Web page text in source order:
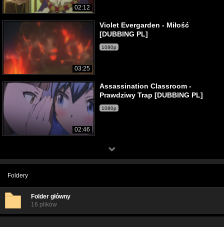
02:12
03:25
Violet Evergarden - Miłość
[DUBBING PL]
1080p
02:46
Assassination Classroom -
Prawdziwy Trap [DUBBING PL]
1080p
Foldery
Folder główny
16 plików